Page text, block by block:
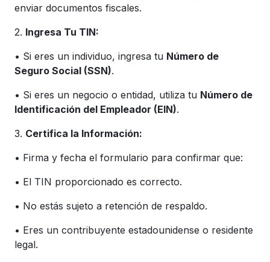
enviar documentos fiscales.
2. Ingresa Tu TIN:
• Si eres un individuo, ingresa tu Número de
Seguro Social (SSN).
• Si eres un negocio o entidad, utiliza tu Número de
Identificación del Empleador (EIN).
3. Certifica la Información:
• Firma y fecha el formulario para confirmar que:
• El TIN proporcionado es correcto.
• No estás sujeto a retención de respaldo.
• Eres un contribuyente estadounidense o residente
legal.